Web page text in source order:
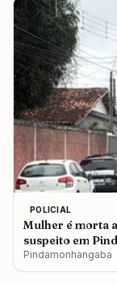
POLICIAL
Mulher é morta
suspeito em
Pindamonhangaba